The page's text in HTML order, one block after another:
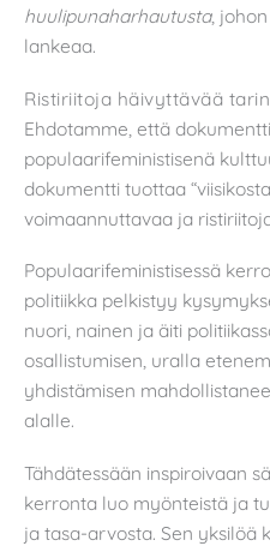
huulipunaharhautusta, johon
lankeaa.
Ristiriitoja häivyttävää
Ehdotamme, että
populaarifeministisenä
dokumentti tuottaa
voimaannuttavaa ja
Populaarifeministisessä
politiikka pelkistyy
nuori, nainen ja äiti
osallistumisen, uralla
yhdistämisen
alalle.
Tähdätessään inspiroivaan
kerronta luo myönteistä ja
ja tasa-arvosta. Sen yksilöä